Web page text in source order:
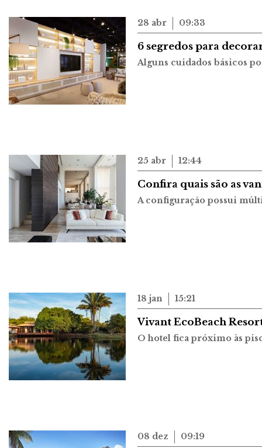
28 abr 09:33
6 segredos para
Alguns cuidados básicos
25 abr 12:44
Confira quais são as
A configuração possui
18 jan 15:21
Vivant EcoBeach
O hotel fica próximo às
08 dez 09:19